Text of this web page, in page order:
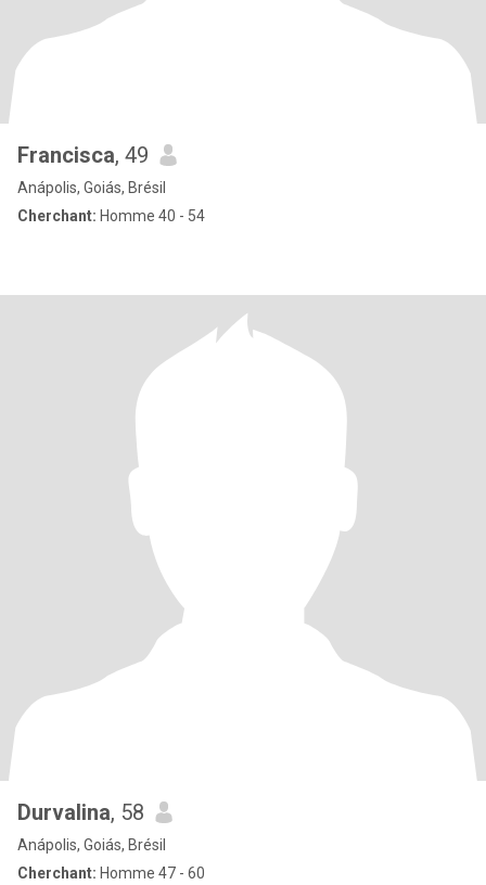
Francisca, 49
Anápolis, Goiás, Brésil
Cherchant: Homme 40 - 54
Durvalina, 58
Anápolis, Goiás, Brésil
Cherchant: Homme 47 - 60